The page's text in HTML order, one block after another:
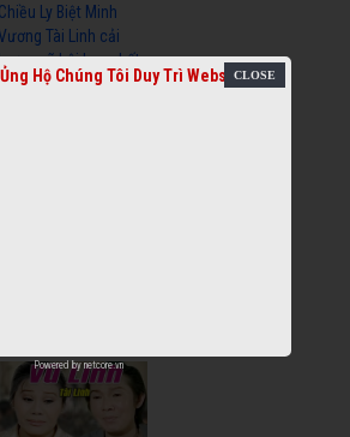
Chiều Ly Biệt Minh
Tài Linh cải
xã hội hay nhất
Hộ Chúng Tôi Duy Trì Website
Powered bynetcore.vn